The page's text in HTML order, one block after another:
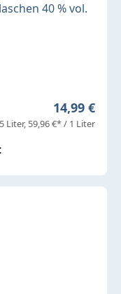
40 % vol.
Regulärer
14,99 €
Liter 59,96 €* / 1 Liter